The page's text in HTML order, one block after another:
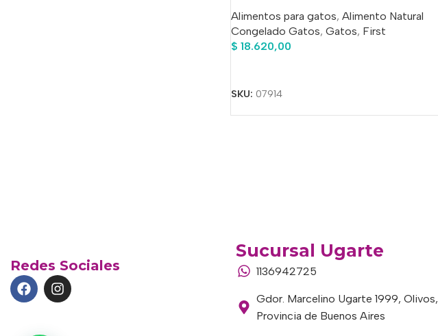
Alimentos para gatos, Alimento Natural
Congelado Gatos, Gatos, First
$ 18.620,00
SKU: 07914
Redes Sociales
Sucursal Ugarte
1136942725
Gdor. Marcelino Ugarte 1999, Olivos,
Provincia de Buenos Aires